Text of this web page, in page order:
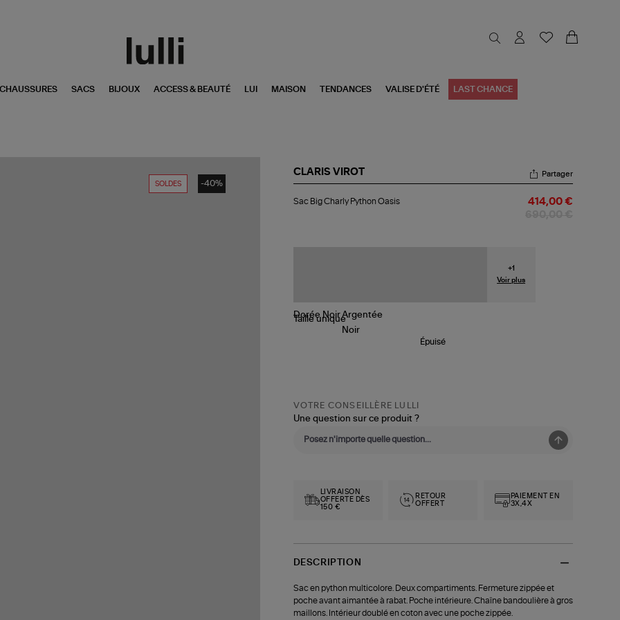
CHAUSSURES SACS BIJOUX ACCESS & BEAUTÉ LUI MAISON TENDANCES VALISE D'ÉTÉ LAST CHANCE
SOLDES -40%
CLARIS VIROT
Big
Partager
Sac Big Charly Python Oasis 414,00 €
+1
Voir plus
Tailleunique
Épuisé
VOTRE CONSEILLÈRE LULLI
Une question sur ce produit ?
LIVRAISON
OFFERTE DÈS
150 €
RETOUR
OFFERT
PAIEMENT EN
3X,4X
DESCRIPTION
Sac en python multicolore. Deux compartiments. Fermeture zippée et
poche avant aimantée à rabat. Poche intérieure. Chaîne bandoulière à gros
maillons. Intérieur doublé en coton avec une poche zippée.